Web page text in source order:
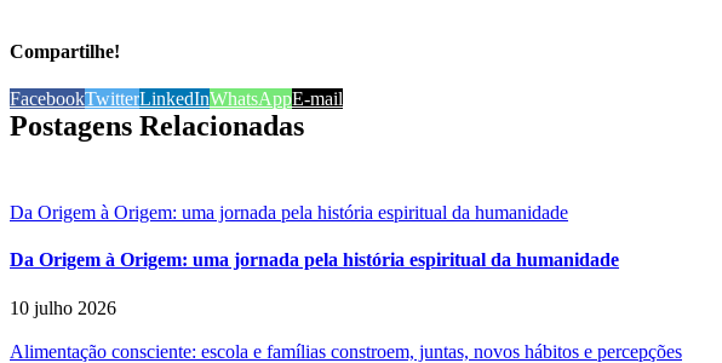
Compartilhe!
FacebookTwitterLinkedInWhatsAppE-mail
Postagens Relacionadas
Da Origem à Origem: uma jornada pela história espiritual da humanidade
Da Origem à Origem: uma jornada pela história espiritual da humanidade
10 julho 2026
Alimentação consciente: escola e famílias constroem, juntas, novos hábitos e percepções